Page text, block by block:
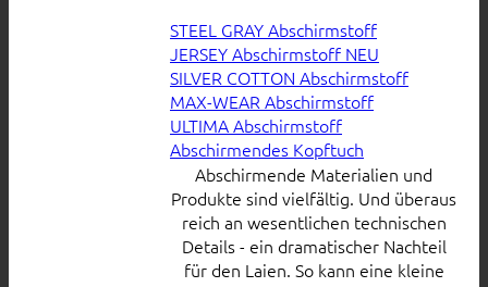
STEEL GRAY Abschirmstoff
JERSEY Abschirmstoff
SILVER COTTON Abschirmstoff
MAX-WEAR Abschirmstoff
ULTIMA Abschirmstoff
Abschirmendes Kopftuch
Abschirmende Materialien und
Produkte sind vielfältig. Und überaus
reich an wesentlichen technischen
Details - ein dramatischer Nachteil
für den Laien. So kann eine kleine